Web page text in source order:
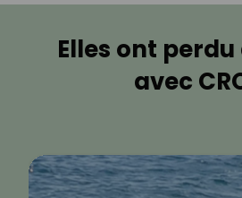
Elles ont
avec